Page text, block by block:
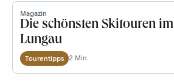
Magazin
Die schönsten Skitouren im
Lungau
Tourentipps 2 Min.